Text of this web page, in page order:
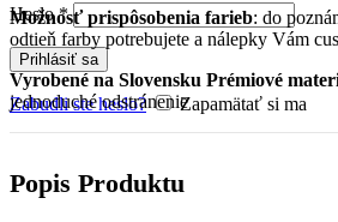
Heslo*Povinné
Prihlásiť sa
Zabudli ste heslo? Zapamätať si ma
Možnosť prispôsobenia farieb: do
odtieň farby potrebujete a nálepky Vám
Vyrobené na Slovensku Prémiové
jednoduché odstránenie
Popis Produktu